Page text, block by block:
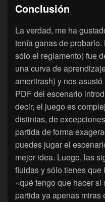
Conclusión
La verdad, me ha
tenía ganas de
sólo el reglamento) fue
una curva de
ameritrash) y nos
PDF del escenario
decir, el juego es
distintas, de
partida de forma
puedes jugar el
mejor idea. Luego, las
fluidas y sólo tienes que
«qué tengo que hacer
partida ya apenas miras